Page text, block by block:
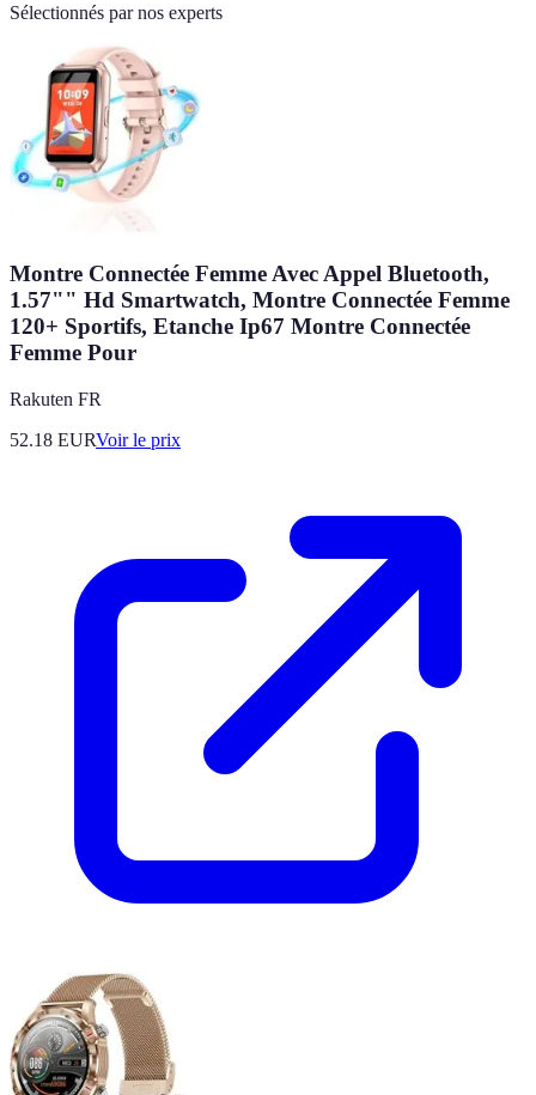
Sélectionnés par nos experts
Montre Connectée Femme Avec Appel Bluetooth,
1.57"" Hd Smartwatch, Montre Connectée Femme
120+ Sportifs, Etanche Ip67 Montre Connectée
Femme Pour
Rakuten FR
52.18 EURVoir le prix